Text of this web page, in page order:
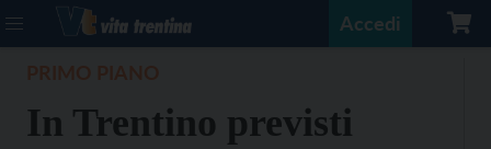
Accedi
In Trentino previsti